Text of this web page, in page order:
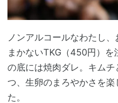
ノンアルコールなわたし
まかないTKG（450円）
の底には焼肉ダレ。キム
つ、生卵のまろやかさを
た。